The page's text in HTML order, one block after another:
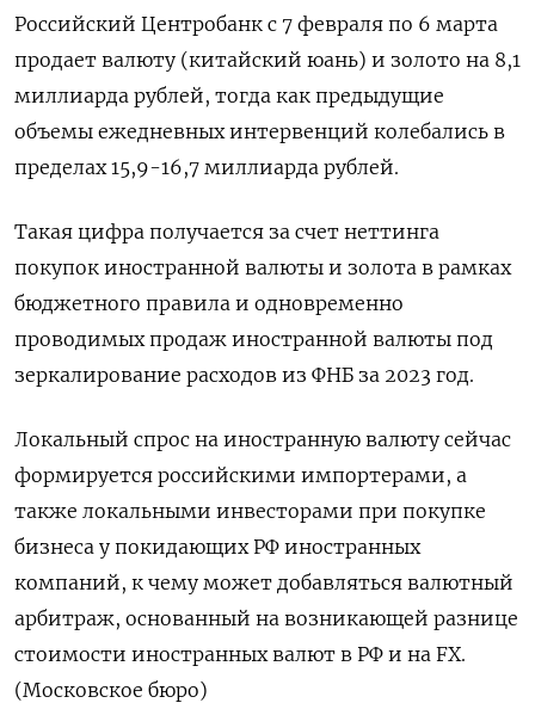
Российский Центробанк с 7 февраля по 6 марта
продает валюту (китайский юань) и золото на 8,1
миллиарда рублей, тогда как предыдущие
объемы ежедневных интервенций колебались в
пределах 15,9-16,7 миллиарда рублей.
Такая цифра получается за счет неттинга
покупок иностранной валюты и золота в рамках
бюджетного правила и одновременно
проводимых продаж иностранной валюты под
зеркалирование расходов из ФНБ за 2023 год.
Локальный спрос на иностранную валюту сейчас
формируется российскими импортерами, а
также локальными инвесторами при покупке
бизнеса у покидающих РФ иностранных
компаний, к чему может добавляться валютный
арбитраж, основанный на возникающей разнице
стоимости иностранных валют в РФ и на FX.
(Московское бюро)